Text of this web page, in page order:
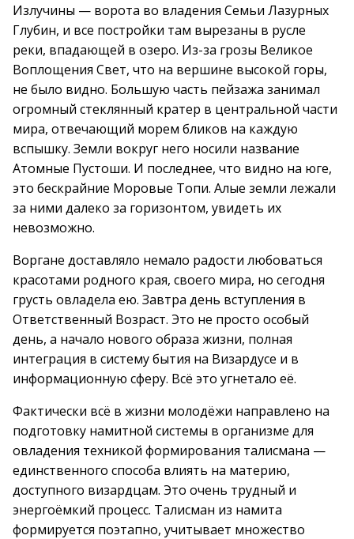
Излучины — ворота во владения Семьи Лазурных
Глубин, и все постройки там вырезаны в русле
реки, впадающей в озеро. Из-за грозы Великое
Воплощения Свет, что на вершине высокой горы,
не было видно. Большую часть пейзажа занимал
огромный стеклянный кратер в центральной части
мира, отвечающий морем бликов на каждую
вспышку. Земли вокруг него носили название
Атомные Пустоши. И последнее, что видно на юге,
это бескрайние Моровые Топи. Алые земли лежали
за ними далеко за горизонтом, увидеть их
невозможно.
Воргане доставляло немало радости любоваться
красотами родного края, своего мира, но сегодня
грусть овладела ею. Завтра день вступления в
Ответственный Возраст. Это не просто особый
день, а начало нового образа жизни, полная
интеграция в систему бытия на Визардусе и в
информационную сферу. Всё это угнетало её.
Фактически всё в жизни молодёжи направлено на
подготовку намитной системы в организме для
овладения техникой формирования талисмана —
единственного способа влиять на материю,
доступного визардцам. Это очень трудный и
энергоёмкий процесс. Талисман из намита
формируется поэтапно, учитывает множество